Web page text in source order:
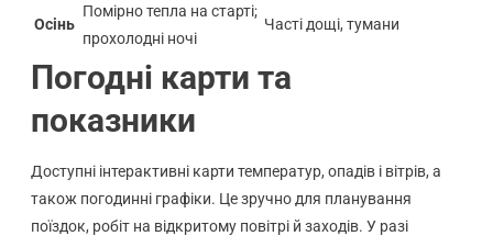
Осінь
Помірно тепла на старті;
прохолодні ночі
Часті дощі, тумани
Погодні карти та
показники
Доступні інтерактивні карти температур, опадів і вітрів, а
також погодинні графіки. Це зручно для планування
поїздок, робіт на відкритому повітрі й заходів. У разі